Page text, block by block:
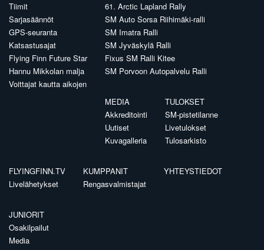
Tiimit
Sarjasäännöt
GPS-seuranta
Katsastusajat
Flying Finn Future Star
Hannu Mikkolan malja
Voittajat kautta aikojen
61. Arctic Lapland Rally
SM Auto Sorsa Riihimäki-ralli
SM Imatra Ralli
SM Jyväskylä Ralli
Fixus SM Ralli Kitee
SM Porvoon Autopalvelu Ralli
MEDIA
Akkreditointi
Uutiset
Kuvagalleria
TULOKSET
SM-pistetilanne
Livetulokset
Tulosarkisto
FLYINGFINN.TV
Livelähetykset
KUMPPANIT
Rengasvalmistajat
YHTEYSTIEDOT
JUNIORIT
Osakilpailut
Media